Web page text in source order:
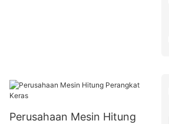
Perusahaan Mesin Hitung